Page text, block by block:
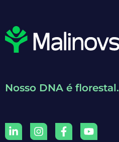
Nosso DNA é florestal.